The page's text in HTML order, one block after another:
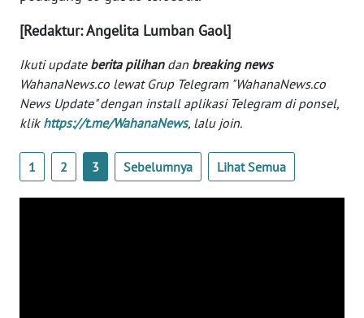
[Redaktur: Angelita Lumban Gaol]
Ikuti update berita pilihandan breaking news
WahanaNews.co lewat Grup Telegram "WahanaNews.co
News Update" dengan install aplikasi Telegram di ponsel,
klik https://t.me/WahanaNews, lalu join.
1 2 3 Sebelumnya Lihat Semua
WN
WN
KEPRI
PAPUA